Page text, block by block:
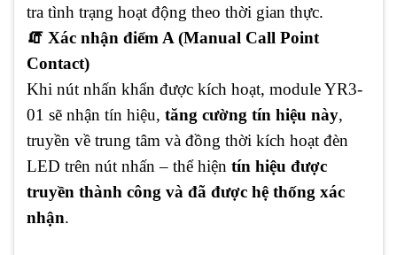
tra tình trạng hoạt động theo thời gian thực.
🧯 Xác nhận điểm A (Manual Call Point
Contact)
Khi nút nhấn khẩn được kích hoạt, module YR3-
01 sẽ nhận tín hiệu, tăng cường tín hiệu này,
truyền về trung tâm và đồng thời kích hoạt đèn
LED trên nút nhấn – thể hiện tín hiệu được
truyền thành công và đã được hệ thống xác
nhận.